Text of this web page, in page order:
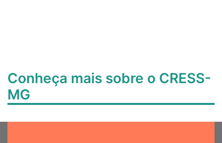
Conheça mais sobre o CRESS-
MG